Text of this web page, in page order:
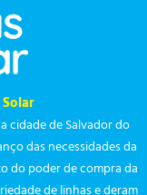
cidade de Salvador do
das necessidades da
do poder de compra da